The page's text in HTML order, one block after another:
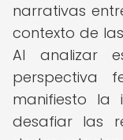
narrativas
contexto de
Al analizar
perspectiva
manifiesto la
desafiar las